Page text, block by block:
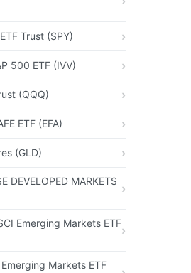
Trust (SPY)
500 ETF (IVV)
(QQQ)
ETF (EFA)
(GLD)
DEVELOPED MARKETS
Emerging Markets ETF
Markets ETF